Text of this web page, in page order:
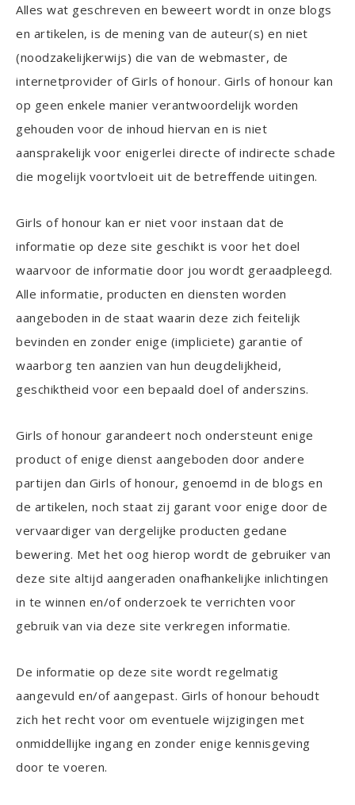
Alles wat geschreven en beweert wordt in onze blogs
en artikelen, is de mening van de auteur(s) en niet
(noodzakelijkerwijs) die van de webmaster, de
internetprovider of Girls of honour. Girls of honour kan
op geen enkele manier verantwoordelijk worden
gehouden voor de inhoud hiervan en is niet
aansprakelijk voor enigerlei directe of indirecte schade
die mogelijk voortvloeit uit de betreffende uitingen.
Girls of honour kan er niet voor instaan dat de
informatie op deze site geschikt is voor het doel
waarvoor de informatie door jou wordt geraadpleegd.
Alle informatie, producten en diensten worden
aangeboden in de staat waarin deze zich feitelijk
bevinden en zonder enige (impliciete) garantie of
waarborg ten aanzien van hun deugdelijkheid,
geschiktheid voor een bepaald doel of anderszins.
Girls of honour garandeert noch ondersteunt enige
product of enige dienst aangeboden door andere
partijen dan Girls of honour, genoemd in de blogs en
de artikelen, noch staat zij garant voor enige door de
vervaardiger van dergelijke producten gedane
bewering. Met het oog hierop wordt de gebruiker van
deze site altijd aangeraden onafhankelijke inlichtingen
in te winnen en/of onderzoek te verrichten voor
gebruik van via deze site verkregen informatie.
De informatie op deze site wordt regelmatig
aangevuld en/of aangepast. Girls of honour behoudt
zich het recht voor om eventuele wijzigingen met
onmiddellijke ingang en zonder enige kennisgeving
door te voeren.